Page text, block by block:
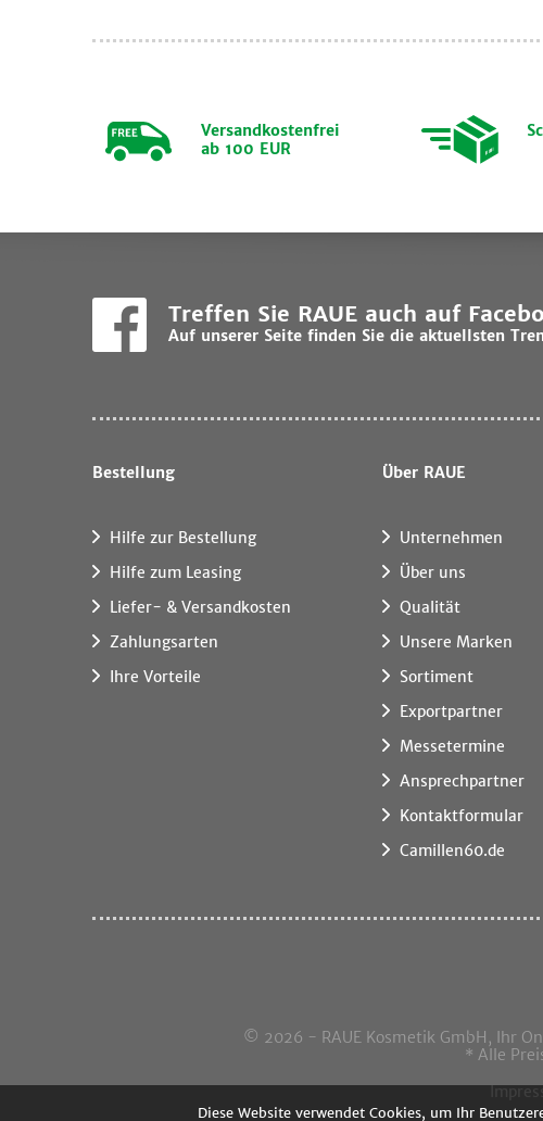
Versandkostenfrei
ab 100 EUR
Treffen Sie RAUE auch auf
Auf unserer Seite finden Sie die aktuellsten
Bestellung
Hilfe zur Bestellung
Hilfe zum Leasing
Liefer- & Versandkosten
Zahlungsarten
Ihre Vorteile
Über RAUE
Unternehmen
Über uns
Qualität
Unsere Marken
Sortiment
Exportpartner
Messetermine
Ansprechpartner
Kontaktformular
Camillen60.de
© 2026 - RAUE Kosmetik GmbH, Ihr
* Alle
Diese Website verwendet Cookies, um Ihr